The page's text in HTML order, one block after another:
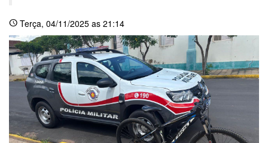
schedule Terça, 04/11/2025 as 21:14